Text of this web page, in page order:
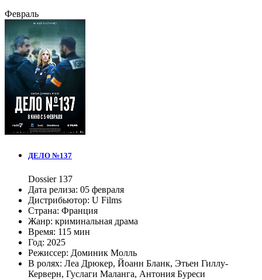
Февраль
ДЕЛО №137
Dossier 137
Дата релиза: 05 февраля
Дистрибьютор: U Films
Страна: Франция
Жанр: криминальная драма
Время: 115 мин
Год: 2025
Режиссер: Доминик Молль
В ролях: Леа Дрюкер, Йоанн Бланк, Этьен Гиллу-
Керверн, Гуслаги Маланга, Антония Буреси